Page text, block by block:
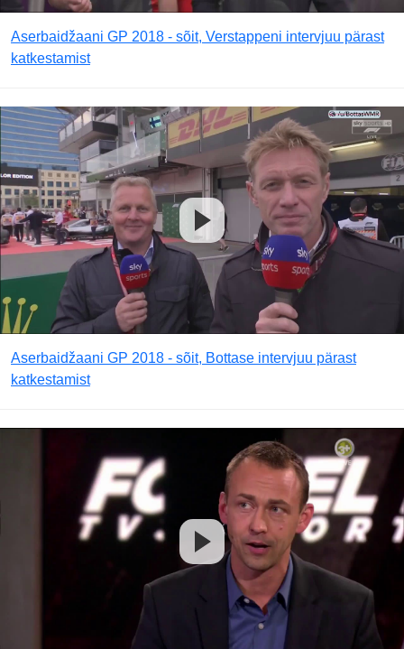
Aserbaidžaani GP 2018 - sõit, Verstappeni intervjuu pärast
katkestamist
Aserbaidžaani GP 2018 - sõit, Bottase intervjuu pärast
katkestamist